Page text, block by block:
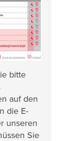
bitte
auf den
die E-
unseren
Sie